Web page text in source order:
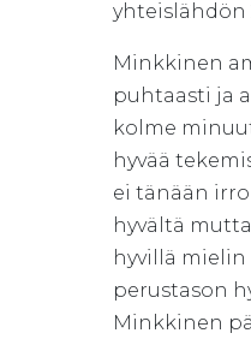
yhteislähdön
Minkkinen
puhtaasti ja
kolme
hyvää
ei tänään
hyvältä
hyvillä mielin
perustason
Minkkinen